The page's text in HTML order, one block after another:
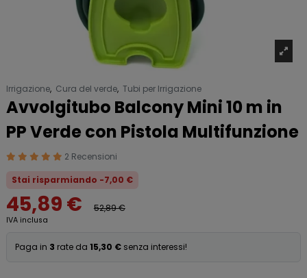
Irrigazione, Cura del verde, Tubi per Irrigazione
Avvolgitubo Balcony Mini 10 m in
PP Verde con Pistola Multifunzione
2 Recensioni
Stai risparmiando -7,00 €
45,89 € 52,89 €
IVA inclusa
Paga in 3 rate da 15,30 € senza interessi!